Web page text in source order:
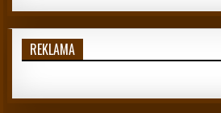
REKLAMA